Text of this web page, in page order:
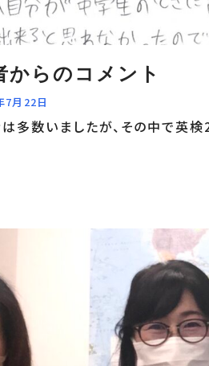
からのコメント
7月22日
多数いましたが、その中で英